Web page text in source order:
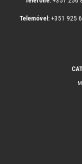
Telemóvel:+351 925